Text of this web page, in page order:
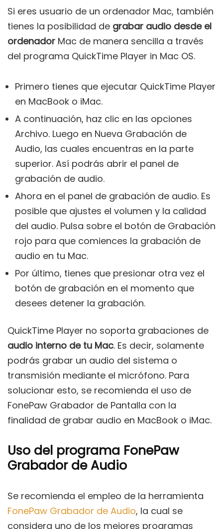
Si eres usuario de un ordenador Mac, también
tienes la posibilidad de grabar audio desde el
ordenador Mac de manera sencilla a través
del programa QuickTime Player in Mac OS.
Primero tienes que ejecutar QuickTime Player
en MacBook o iMac.
A continuación, haz clic en las opciones
Archivo. Luego en Nueva Grabación de
Audio, las cuales encuentras en la parte
superior. Así podrás abrir el panel de
grabación de audio.
Ahora en el panel de grabación de audio. Es
posible que ajustes el volumen y la calidad
del audio. Pulsa sobre el botón de Grabación
rojo para que comiences la grabación de
audio en tu Mac.
Por último, tienes que presionar otra vez el
botón de grabación en el momento que
desees detener la grabación.
QuickTime Player no soporta grabaciones de
audio interno de tu Mac. Es decir, solamente
podrás grabar un audio del sistema o
transmisión mediante el micrófono. Para
solucionar esto, se recomienda el uso de
FonePaw Grabador de Pantalla con la
finalidad de grabar audio en MacBook o iMac.
Uso del programa FonePaw
Grabador de Audio
Se recomienda el empleo de la herramienta
FonePaw Grabador de Audio, la cual se
considera uno de los mejores programas